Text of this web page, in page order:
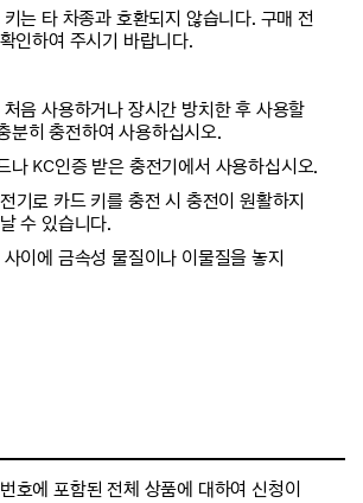
키는 타 차종과 호환되지 않습니다. 구매 전
인하여 주시기 바랍니다.
처음 사용하거나 장시간 방치한 후 사용할
분히 충전하여 사용하십시오.
나 KC인증 받은 충전기에서 사용하십시오.
기로 카드 키를 충전 시 충전이 원활하지
수 있습니다.
이에 금속성 물질이나 이물질을 놓지
호에 포함된 전체 상품에 대하여 신청이